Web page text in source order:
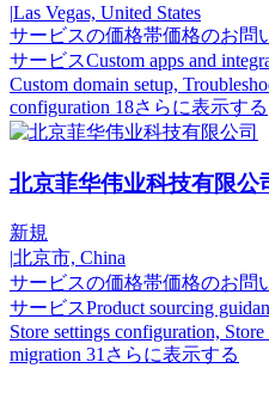
|Las Vegas, United States
サービスの価格帯価格のお問
サービスCustom apps and
Custom domain setup,
configuration 18さらに表示する
北京菲华伟业科技有限公
新規
|北京市, China
サービスの価格帯価格のお問
サービスProduct sourcing
Store settings configuration,
migration 31さらに表示する